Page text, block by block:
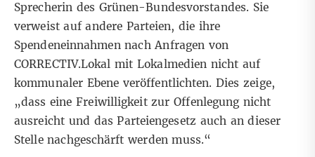
Sprecherin des Grünen-Bundesvorstandes. Sie
verweist auf andere Parteien, die ihre
Spendeneinnahmen nach Anfragen von
CORRECTIV.Lokal mit Lokalmedien nicht auf
kommunaler Ebene veröffentlichten. Dies zeige,
„dass eine Freiwilligkeit zur Offenlegung nicht
ausreicht und das Parteiengesetz auch an dieser
Stelle nachgeschärft werden muss.“